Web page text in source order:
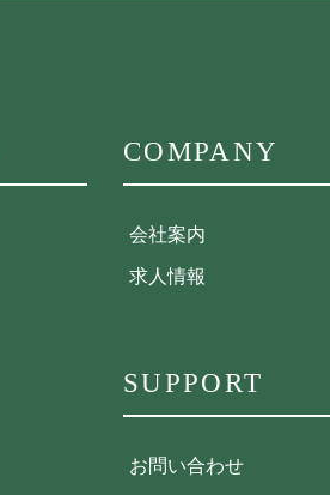
COMPANY
会社案内
求人情報
SUPPORT
お問い合わせ